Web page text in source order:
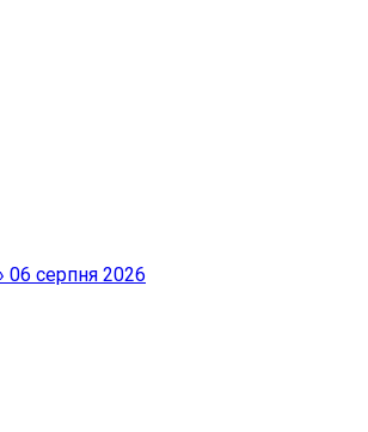
06 серпня 2026